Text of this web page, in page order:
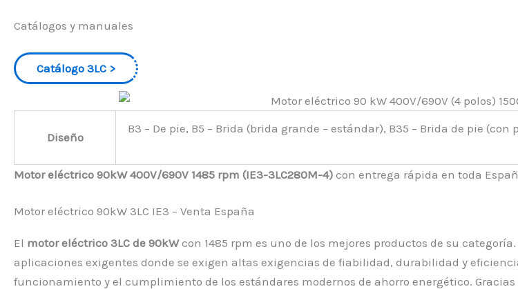
Catálogos y manuales
Catálogo 3LC
Diseño
B3 – De pie, B5 – Brida (brida grande – estándar), B35 – Brida de pie (con
Motor eléctrico 90kW 400V/690V 1485 rpm (IE3-3LC280M-4) con entrega rápida en toda
Motor eléctrico 90kW 3LC IE3 – Venta España
El motor eléctrico 3LC de 90kWcon 1485 rpm es uno de los mejores productos de su
aplicaciones exigentes donde se exigen altas exigencias de fiabilidad, durabilidad y
funcionamiento y el cumplimiento de los estándares modernos de ahorro energético.